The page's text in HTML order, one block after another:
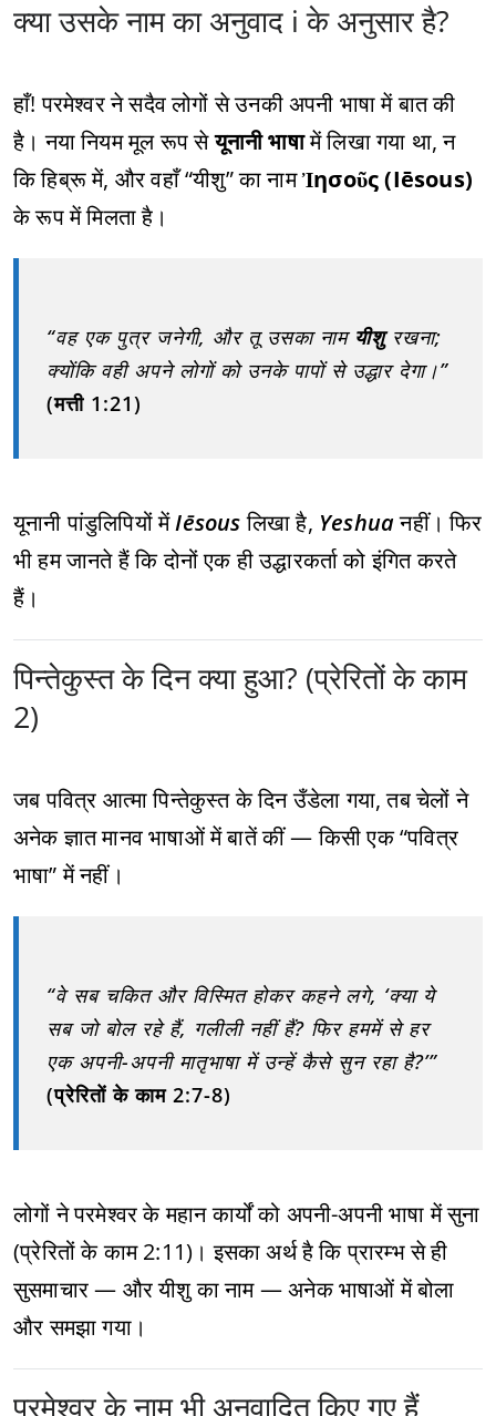
क्या उसके नाम का अनुवाद i के अनुसार है?
हाँ! परमेश्वर ने सदैव लोगों से उनकी अपनी भाषा में बात की
है। नया नियम मूल रूप सेयूनानी भाषामें लिखा गया था, न
कि हिब्रू में, और वहाँ “यीशु” का नामἸησοῦς (Iēsous)
के रूप में मिलता है।
“वह एक पुत्र जनेगी, और तू उसका नाम यीशुरखना;
क्योंकि वही अपने लोगों को उनके पापों से उद्धार देगा।”
(मत्ती 1:21)
यूनानी पांडुलिपियों मेंIēsousलिखा है, Yeshuaनहीं। फिर
भी हम जानते हैं कि दोनों एक ही उद्धारकर्ता को इंगित करते
हैं।
पिन्तेकुस्त के दिन क्या हुआ? (प्रेरितों के काम
2)
जब पवित्र आत्मा पिन्तेकुस्त के दिन उँडेला गया, तब चेलों ने
अनेक ज्ञात मानव भाषाओं में बातें कीं — किसी एक “पवित्र
भाषा” में नहीं।
“वे सब चकित और विस्मित होकर कहने लगे, ‘क्या ये
सब जो बोल रहे हैं, गलीली नहीं हैं? फिर हममें से हर
एक अपनी-अपनी मातृभाषा में उन्हें कैसे सुन रहा है?’”
(प्रेरितों के काम 2:7-8)
लोगों ने परमेश्वर के महान कार्यों को अपनी-अपनी भाषा में सुना
(प्रेरितों के काम 2:11)। इसका अर्थ है कि प्रारम्भ से ही
सुसमाचार — और यीशु का नाम — अनेक भाषाओं में बोला
और समझा गया।
परमेश्वर के नाम भी अनुवादित किए गए हैं